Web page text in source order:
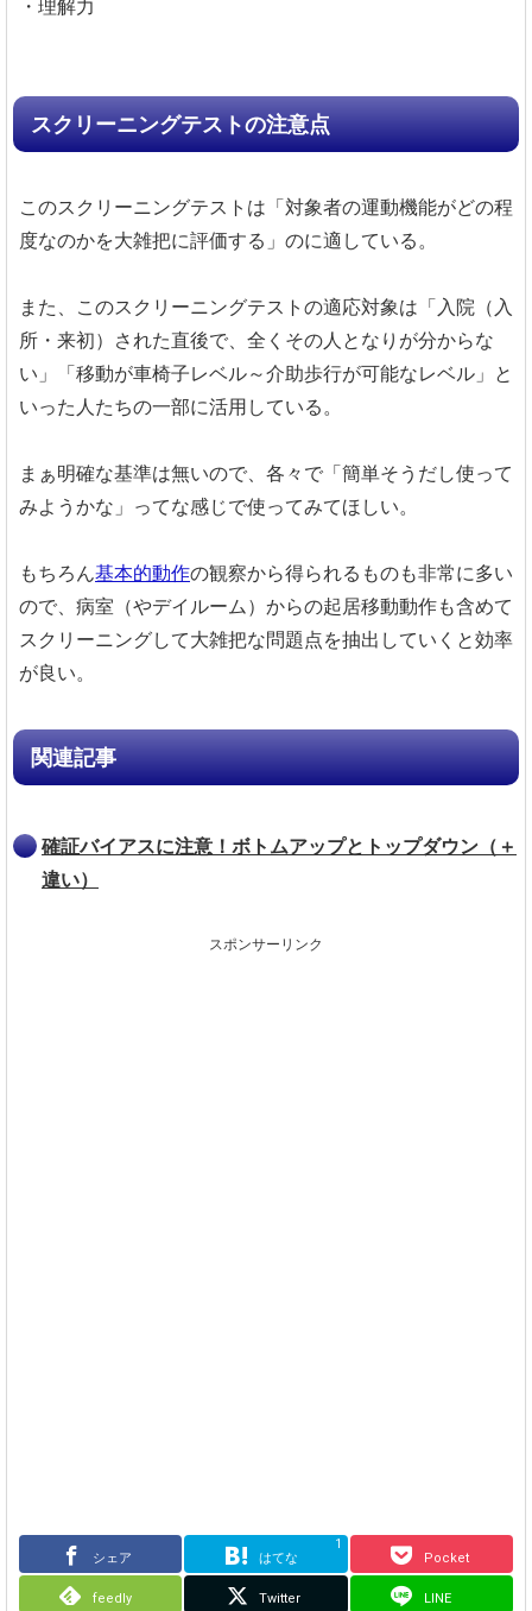
・理解力
スクリーニングテストの注意点
このスクリーニングテストは「対象者の運動機能がどの程
度なのかを大雑把に評価する」のに適している。
また、このスクリーニングテストの適応対象は「入院（入
所・来初）された直後で、全くその人となりが分からな
い」「移動が車椅子レベル～介助歩行が可能なレベル」と
いった人たちの一部に活用している。
まぁ明確な基準は無いので、各々で「簡単そうだし使って
みようかな」ってな感じで使ってみてほしい。
もちろん基本的動作の観察から得られるものも非常に多い
ので、病室（やデイルーム）からの起居移動動作も含めて
スクリーニングして大雑把な問題点を抽出していくと効率
が良い。
関連記事
確証バイアスに注意！ボトムアップとトップダウン（＋
違い）
スポンサーリンク
シェア はてな
1
Pocket
feedly Twitter LINE